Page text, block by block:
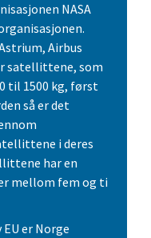
NASA
Airbus
satellittene, som
til 1500 kg, først
så er det
i deres
har en
mellom fem og ti
er Norge